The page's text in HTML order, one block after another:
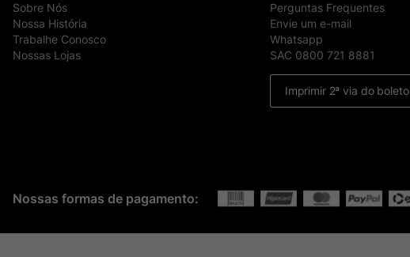
Sobre Nós
Nossa História
Trabalhe Conosco
Nossas Lojas
Perguntas Frequentes
Envie um e-mail
Whatsapp
SAC 0800 721 8881
Imprimir 2ª via do boleto
Nossas formas de pagamento: